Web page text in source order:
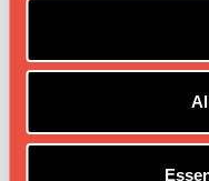
tegelijk zorg te
dat je je ecologische
door plantaardig te